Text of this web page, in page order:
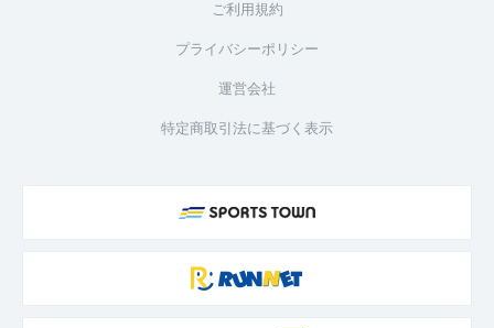
ご利用規約
プライバシーポリシー
運営会社
特定商取引法に基づく表示